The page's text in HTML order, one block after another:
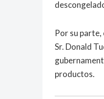
Por su
Sr. Donald
productos.